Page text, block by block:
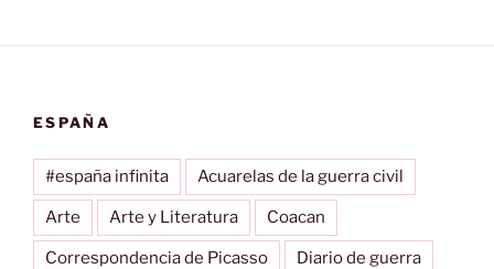
ESPAÑA
#españa infinita Acuarelas de la guerra civil
Arte Arte y Literatura Coacan
Correspondencia de Picasso Diario de guerra